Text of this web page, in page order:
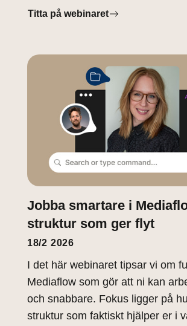
Titta på webinaret
Jobba smartare i
struktur som ger flyt
18/2 2026
I det här webinaret tipsar vi om
Mediaflow som gör att ni kan
och snabbare. Fokus ligger på
struktur som faktiskt hjälper er i